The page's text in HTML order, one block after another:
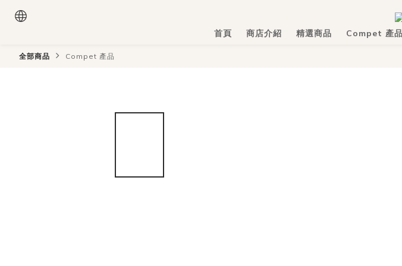
首頁
商店介紹 精選商品 Compet 產品
全部商品 Compet 產品